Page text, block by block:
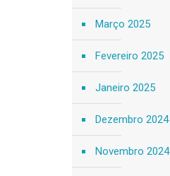
Março 2025
Fevereiro 2025
Janeiro 2025
Dezembro 2024
Novembro 2024